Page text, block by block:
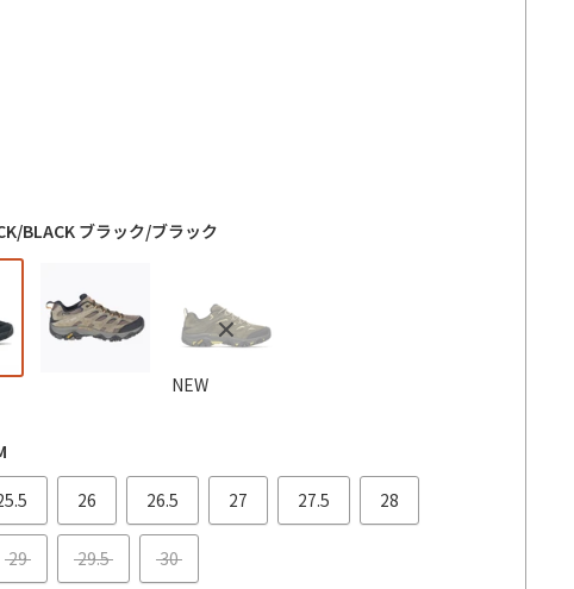
BLACK ブラック/ブラック
NEW
26 26.5 27 27.5 28
29 29.5 30